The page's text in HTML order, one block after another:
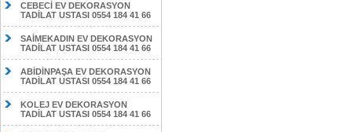
CEBECİ EV DEKORASYON
TADİLAT USTASI 0554 184 41 66
SAİMEKADIN EV DEKORASYON
TADİLAT USTASI 0554 184 41 66
ABİDİNPAŞA EV DEKORASYON
TADİLAT USTASI 0554 184 41 66
KOLEJ EV DEKORASYON
TADİLAT USTASI 0554 184 41 66